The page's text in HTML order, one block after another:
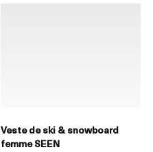
Veste de ski & snowboard
femme SEEN